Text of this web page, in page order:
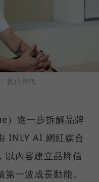
數位時代
）進一步拆解品牌
INLY AI 網紅媒合
以內容建立品牌信
一波成長動能。